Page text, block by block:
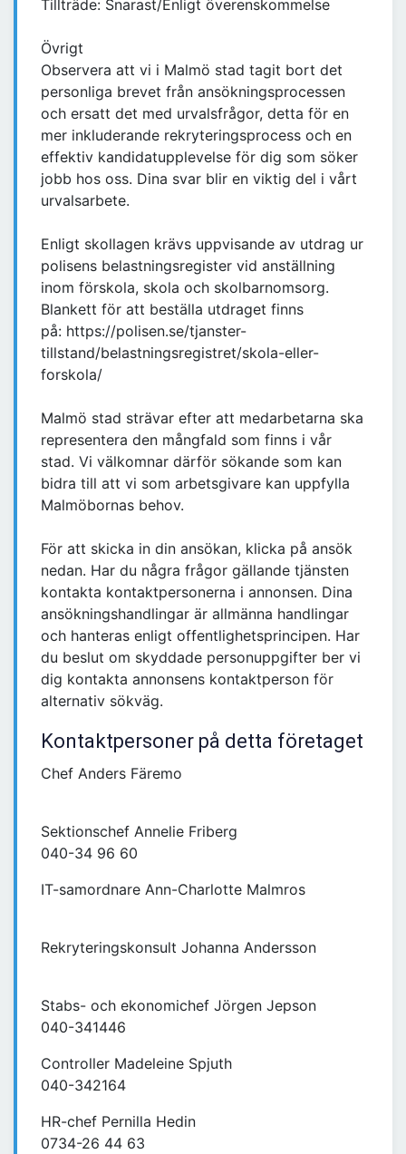
Tillträde: Snarast/Enligt överenskommelse
Övrigt
Observera att vi i Malmö stad tagit bort det
personliga brevet från ansökningsprocessen
och ersatt det med urvalsfrågor, detta för en
mer inkluderande rekryteringsprocess och en
effektiv kandidatupplevelse för dig som söker
jobb hos oss. Dina svar blir en viktig del i vårt
urvalsarbete.
Enligt skollagen krävs uppvisande av utdrag ur
polisens belastningsregister vid anställning
inom förskola, skola och skolbarnomsorg.
Blankett för att beställa utdraget finns
på: https://polisen.se/tjanster-
tillstand/belastningsregistret/skola-eller-
forskola/
Malmö stad strävar efter att medarbetarna ska
representera den mångfald som finns i vår
stad. Vi välkomnar därför sökande som kan
bidra till att vi som arbetsgivare kan uppfylla
Malmöbornas behov.
För att skicka in din ansökan, klicka på ansök
nedan. Har du några frågor gällande tjänsten
kontakta kontaktpersonerna i annonsen. Dina
ansökningshandlingar är allmänna handlingar
och hanteras enligt offentlighetsprincipen. Har
du beslut om skyddade personuppgifter ber vi
dig kontakta annonsens kontaktperson för
alternativ sökväg.
Kontaktpersoner på detta företaget
Chef Anders Färemo
Sektionschef Annelie Friberg
040-34 96 60
IT-samordnare Ann-Charlotte Malmros
Rekryteringskonsult Johanna Andersson
Stabs- och ekonomichef Jörgen Jepson
040-341446
Controller Madeleine Spjuth
040-342164
HR-chef Pernilla Hedin
0734-26 44 63